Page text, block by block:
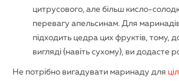
цитрусового, але більш кисло-
перевагу апельсинам. Для
підходить цедра цих фруктів, тому,
вигляді (навіть сухому), ви додасте
Не потрібно вигадувати маринаду для